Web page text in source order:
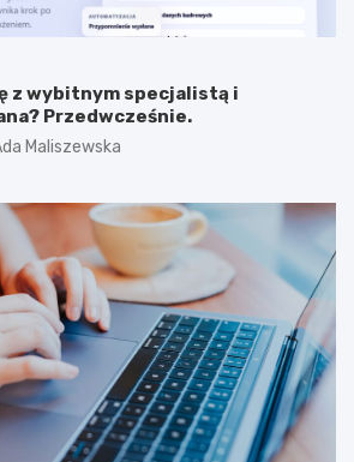
z wybitnym specjalistą i
Przedwcześnie.
Maliszewska